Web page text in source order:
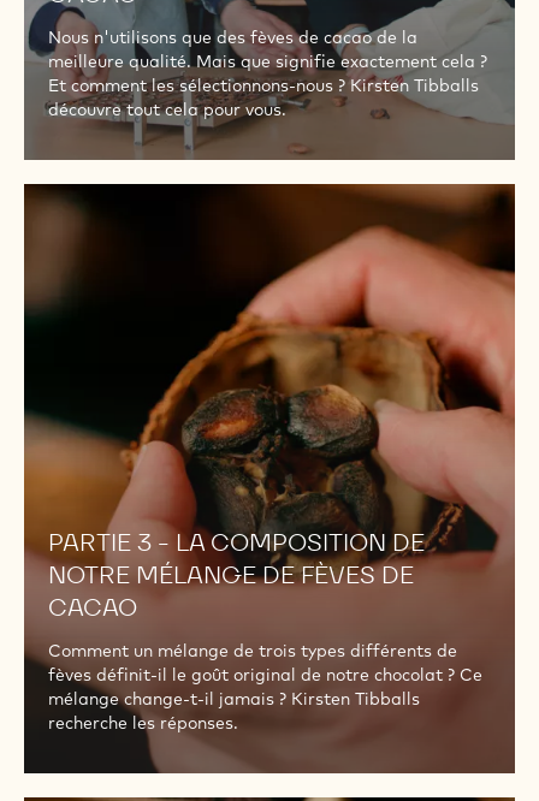
Nous n'utilisons que des fèves de cacao de la
meilleure qualité. Mais que signifie exactement cela ?
Et comment les sélectionnons-nous ? Kirsten Tibballs
découvre tout cela pour vous.
PARTIE 3 - LA COMPOSITION DE
NOTRE MÉLANGE DE FÈVES DE
CACAO
Comment un mélange de trois types différents de
fèves définit-il le goût original de notre chocolat ? Ce
mélange change-t-il jamais ? Kirsten Tibballs
recherche les réponses.
PARTIE
COMPOSITION
DE